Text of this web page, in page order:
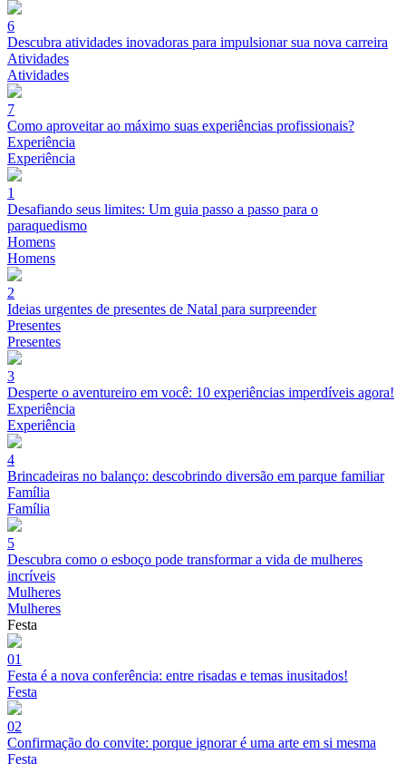
6
Descubra atividades inovadoras para impulsionar sua nova carreira
Atividades
Atividades
7
Como aproveitar ao máximo suas experiências profissionais?
Experiência
Experiência
1
Desafiando seus limites: Um guia passo a passo para o
paraquedismo
Homens
Homens
2
Ideias urgentes de presentes de Natal para surpreender
Presentes
Presentes
3
Desperte o aventureiro em você: 10 experiências imperdíveis agora!
Experiência
Experiência
4
Brincadeiras no balanço: descobrindo diversão em parque familiar
Família
Família
5
Descubra como o esboço pode transformar a vida de mulheres
incríveis
Mulheres
Mulheres
Festa
01
Festa é a nova conferência: entre risadas e temas inusitados!
Festa
02
Confirmação do convite: porque ignorar é uma arte em si mesma
Festa